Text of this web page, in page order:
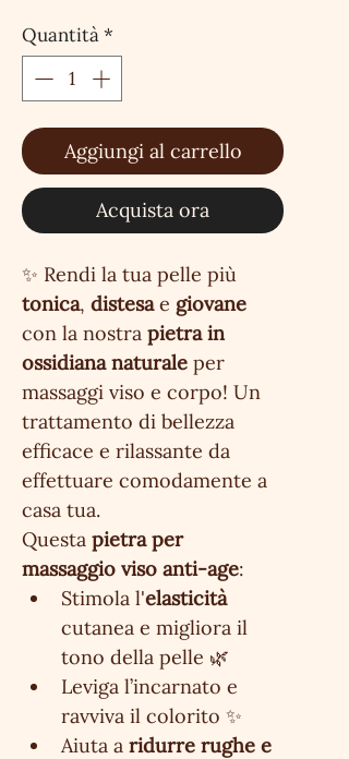
Quantità*
Aggiungi al carrello
Acquista ora
✨ Rendi la tua pelle più
tonica, distesa e giovane
con la nostra pietra in
ossidiana naturale per
massaggi viso e corpo! Un
trattamento di bellezza
efficace e rilassante da
effettuare comodamente a
casa tua.
Questa pietra per
massaggio viso anti-age:
Stimola l'elasticità
cutanea e migliora il
tono della pelle 🌿
Leviga l’incarnato e
ravviva il colorito ✨
Aiuta a ridurre rughe e